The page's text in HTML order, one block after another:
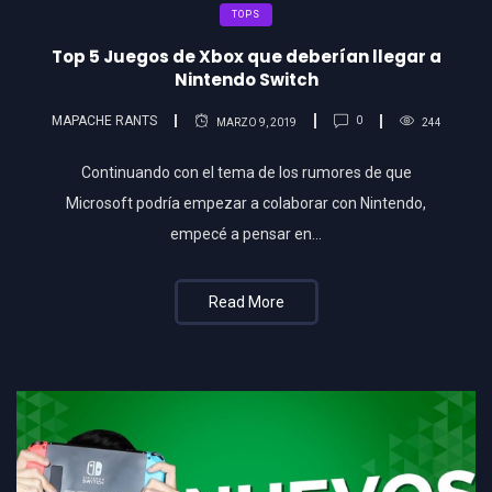
TOPS
Top 5 Juegos de Xbox que deberían llegar a
Nintendo Switch
MAPACHE RANTS MARZO 9, 2019 0 244
Continuando con el tema de los rumores de que
Microsoft podría empezar a colaborar con Nintendo,
empecé a pensar en…
Read More